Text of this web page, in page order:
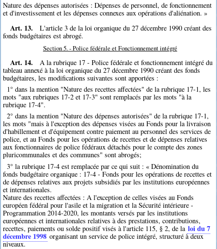
Nature des dépenses autorisées : Dépenses de personnel, de fonctionnement
et d'investissement et les dépenses connexes aux opérations d'aliénation. »
Art. 13.
L'article 3 de la loi organique du 27 décembre 1990 créant des
fonds budgétaires est abrogé.
Section 5. - Police fédérale et Fonctionnement intégré
Art. 14.
A la rubrique 17 - Police fédérale et fonctionnement intégré du
tableau annexé à la loi organique du 27 décembre 1990 créant des fonds
budgétaires, les modifications suivantes sont apportées :
1° dans la mention "Nature des recettes affectées" de la rubrique 17-1, les
mots "aux rubriques 17-2 et 17-3" sont remplacés par les mots "à la
rubrique 17-4".
2° dans la mention "Nature des dépenses autorisées" de la rubrique 17-1,
les mots "mais à l'exception des dépenses visées au Fonds pour la livraison
d'habillement et d'équipement contre paiement au personnel des services de
police, et au Fonds pour les opérations de recettes et de dépenses relatives
aux fonctionnaires de police fédéraux détachés pour le compte des zones
pluricommunales et des communes" sont abrogés;
3° la rubrique 17-4 est remplacée par ce qui suit : « Dénomination du
fonds budgétaire organique : 17-4 - Fonds pour les opérations de recettes et
de dépenses relatives aux projets subsidiés par les institutions européennes
et internationales.
Nature des recettes affectées : A l'exception de celles visées au Fonds
européen fédéral pour l'asile et la migration et la Sécurité intérieure -
Programmation 2014-2020, les montants versés par les institutions
européennes et internationales relatives à des prestations, contributions,
recettes, paiements ou solde positif visés à l'article 115, § 2, de la loi du 7
décembre 1998 organisant un service de police intégré, structuré à deux
niveaux.